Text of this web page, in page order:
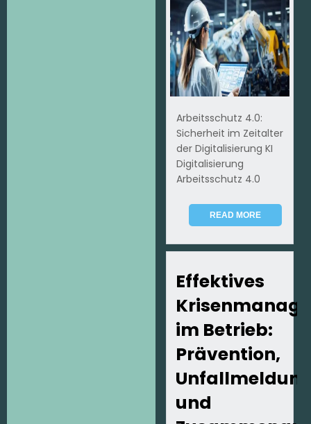
Arbeitsschutz 4.0:
Sicherheit im Zeitalter
der Digitalisierung KI
Digitalisierung
Arbeitsschutz 4.0
READ MORE
Effektives
im Betrieb:
Prävention,
und